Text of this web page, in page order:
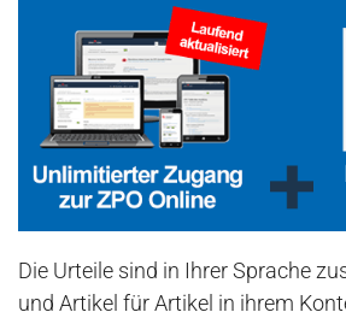
Die Urteile sind in Ihrer Sprache
und Artikel für Artikel in ihrem